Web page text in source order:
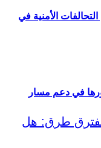
الأمنية في
في دعم مسار